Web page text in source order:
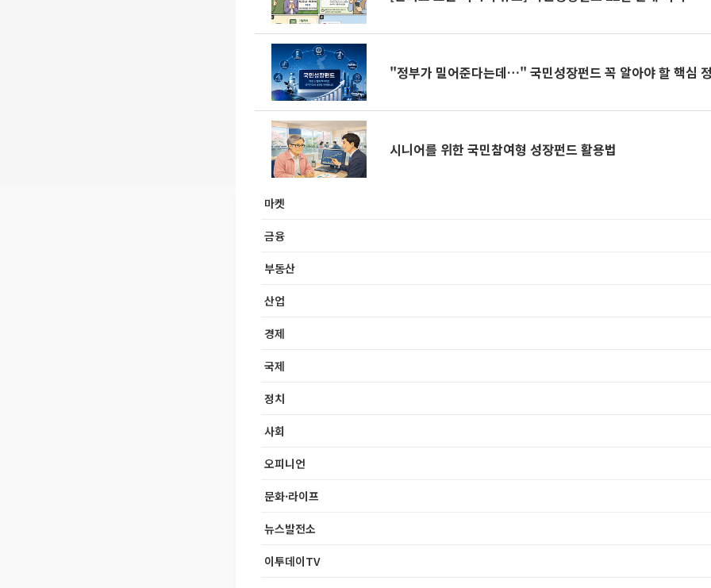
"정부가 밀어준다는데…" 국민성장펀드 꼭 알아야 할 핵심
시니어를 위한 국민참여형 성장펀드 활용법
마켓
금융
부동산
산업
경제
국제
정치
사회
오피니언
문화·라이프
뉴스발전소
이투데이TV